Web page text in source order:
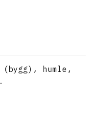
humle,